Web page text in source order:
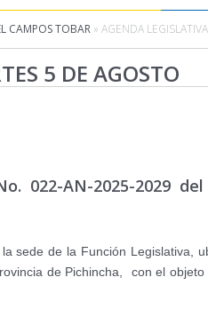
CAMPOS TOBAR » AGENDA
5 DE AGOSTO
022-AN-2025-2029
sede de la Función Legislativa,
de Pichincha, con el